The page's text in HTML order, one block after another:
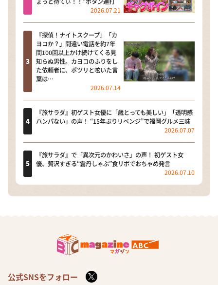
2026.07.21
『探偵！ナイトスクープ』「カ
ヨコか？」間違い電話を約7年
間100回以上かけ続けてくる見
知らぬ男性。カヨコのふりをし
た依頼者に、ポツリと呟いた言
葉は…
2026.07.14
『旅サラダ』初ゲスト女優に「歳とっても美しい」「透明感
ハンパない」の声！ “15年ぶりリベンジ”で福岡グルメ三昧
2026.07.07
『旅サラダ』で「異次元のかわいさ」の声！ 初ゲスト女
優、贅沢すぎる“雲丹しゃぶ”食リポでおちゃめ発言
2026.07.10
公式SNSをフォロー